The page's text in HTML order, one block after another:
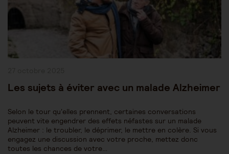
Les sujets à éviter avec un malade Alzheimer
Selon le tour qu'elles prennent, certaines conversations
peuvent vite engendrer des effets néfastes sur un malade
Alzheimer : le troubler, le déprimer, le mettre en colère. Si vous
engagez une discussion avec votre proche, mettez donc
toutes les chances de votre…